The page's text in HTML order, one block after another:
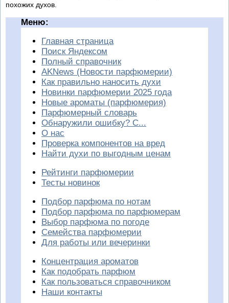
похожих духов.
Меню:
Главная страница
Поиск Яндексом
Полный справочник
AKNews (Новости парфюмерии)
Как правильно наносить духи
Новинки парфюмерии 2025 года
Новые ароматы (парфюмерия)
Парфюмерный словарь
Обнаружили ошибку? С...
О нас
Проверка компонентов на вред
Найти духи по выгодным ценам
Рейтинги парфюмерии
Тесты новинок
Подбор парфюма по нотам
Подбор парфюма по парфюмерам
Выбор парфюма по погоде
Семейства парфюмерии
Для работы или вечеринки
Концентрация ароматов
Как подобрать парфюм
Как пользоваться справочником
Наши контакты